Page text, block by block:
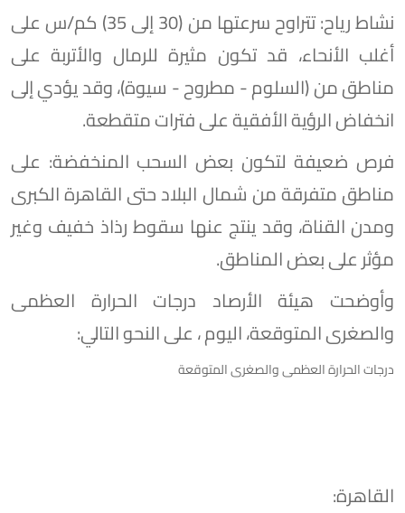
​نشاط رياح: تتراوح سرعتها من (30 إلى 35) كم/س على
أغلب الأنحاء، قد تكون مثيرة للرمال والأتربة على
مناطق من (السلوم - مطروح - سيوة)، وقد يؤدي إلى
انخفاض الرؤية الأفقية على فترات متقطعة.
​فرص ضعيفة لتكون بعض السحب المنخفضة: على
مناطق متفرقة من شمال البلاد حتى القاهرة الكبرى
ومدن القناة، وقد ينتج عنها سقوط رذاذ خفيف وغير
مؤثر على بعض المناطق.
وأوضحت هيئة الأرصاد درجات الحرارة العظمى
والصغرى المتوقعة، اليوم ، على النحو التالي:
درجات الحرارة العظمى والصغرى المتوقعة
القاهرة: